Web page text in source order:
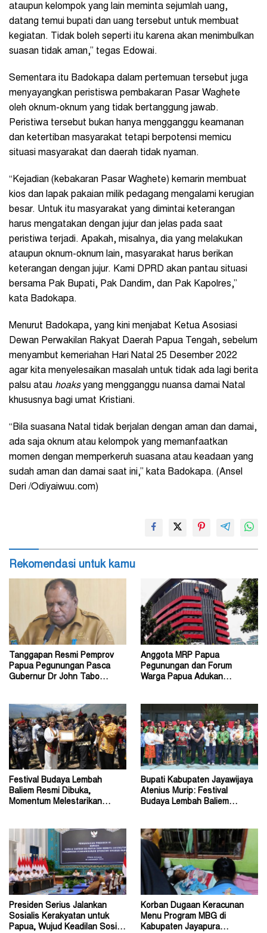
ataupun kelompok yang lain meminta sejumlah uang,
datang temui bupati dan uang tersebut untuk membuat
kegiatan. Tidak boleh seperti itu karena akan menimbulkan
suasan tidak aman,” tegas Edowai.
Sementara itu Badokapa dalam pertemuan tersebut juga
menyayangkan peristiswa pembakaran Pasar Waghete
oleh oknum-oknum yang tidak bertanggung jawab.
Peristiwa tersebut bukan hanya mengganggu keamanan
dan ketertiban masyarakat tetapi berpotensi memicu
situasi masyarakat dan daerah tidak nyaman.
“Kejadian (kebakaran Pasar Waghete) kemarin membuat
kios dan lapak pakaian milik pedagang mengalami kerugian
besar. Untuk itu masyarakat yang dimintai keterangan
harus mengatakan dengan jujur dan jelas pada saat
peristiwa terjadi. Apakah, misalnya, dia yang melakukan
ataupun oknum-oknum lain, masyarakat harus berikan
keterangan dengan jujur. Kami DPRD akan pantau situasi
bersama Pak Bupati, Pak Dandim, dan Pak Kapolres,”
kata Badokapa.
Menurut Badokapa, yang kini menjabat Ketua Asosiasi
Dewan Perwakilan Rakyat Daerah Papua Tengah, sebelum
menyambut kemeriahan Hari Natal 25 Desember 2022
agar kita menyelesaikan masalah untuk tidak ada lagi berita
palsu atau hoaksyang mengganggu nuansa damai Natal
khususnya bagi umat Kristiani.
“Bila suasana Natal tidak berjalan dengan aman dan damai,
ada saja oknum atau kelompok yang memanfaatkan
momen dengan memperkeruh suasana atau keadaan yang
sudah aman dan damai saat ini,” kata Badokapa. (Ansel
Deri /Odiyaiwuu.com)
Rekomendasi untuk kamu
Tanggapan Resmi Pemprov
Papua Pegunungan Pasca
Gubernur Dr John Tabo
Anggota MRP Papua
Pegunungan dan Forum
Warga Papua Adukan
Festival Budaya Lembah
Baliem Resmi Dibuka,
Momentum Melestarikan
Bupati Kabupaten Jayawijaya
Atenius Murip: Festival
Budaya Lembah Baliem
Presiden Serius Jalankan
Sosialis Kerakyatan untuk
Papua, Wujud Keadilan Sosial
Korban Dugaan Keracunan
Menu Program MBG di
Kabupaten Jayapura